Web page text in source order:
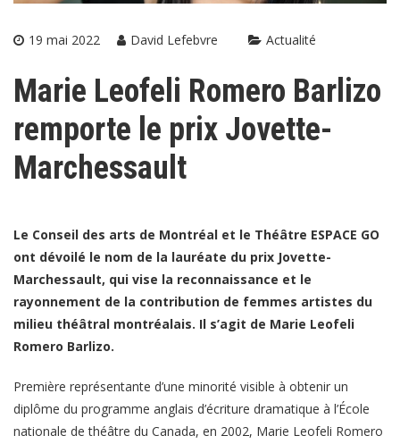
19 mai 2022 David Lefebvre Actualité
Marie Leofeli Romero Barlizo
remporte le prix Jovette-
Marchessault
Le Conseil des arts de Montréal et le Théâtre ESPACE GO
ont dévoilé le nom de la lauréate du prix Jovette-
Marchessault, qui vise la reconnaissance et le
rayonnement de la contribution de femmes artistes du
milieu théâtral montréalais. Il s’agit de Marie Leofeli
Romero Barlizo.
Première représentante d’une minorité visible à obtenir un
diplôme du programme anglais d’écriture dramatique à l’École
nationale de théâtre du Canada, en 2002, Marie Leofeli Romero